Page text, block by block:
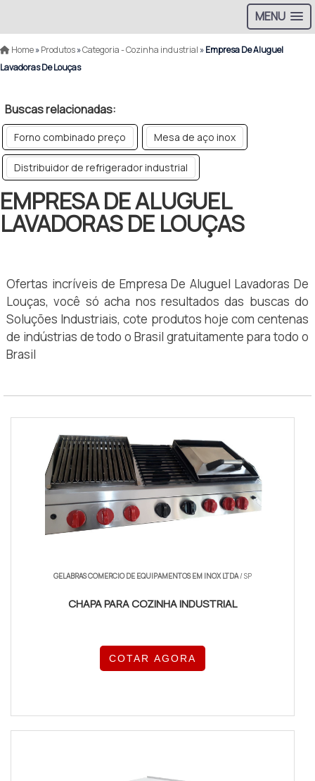
MENU
Home»Produtos»Categoria - Cozinha industrial »Empresa De Aluguel
Lavadoras De Louças
Buscas relacionadas:
Forno combinado preço Mesa de aço inox
Distribuidor de refrigerador industrial
EMPRESA DE ALUGUEL
LAVADORAS DE LOUÇAS
Ofertas incríveis de Empresa De Aluguel Lavadoras De
Louças, você só acha nos resultados das buscas do
Soluções Industriais, cote produtos hoje com centenas
de indústrias de todo o Brasil gratuitamente para todo o
Brasil
GELABRAS COMERCIO DE EQUIPAMENTOS EM INOX LTDA/ SP
CHAPA PARA COZINHA INDUSTRIAL
COTAR AGORA